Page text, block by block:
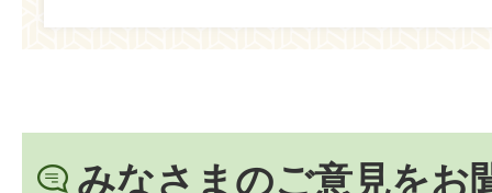
みなさまのご意見をお